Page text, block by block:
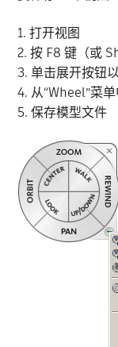
1. 打开视图
2. 按 F8 键（或
3. 单击展开按钮
4. 从“Wheel”菜
5. 保存模型文件